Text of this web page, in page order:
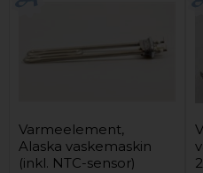
Varmeelement,
Alaska vaskemaskin
(inkl. NTC-sensor)